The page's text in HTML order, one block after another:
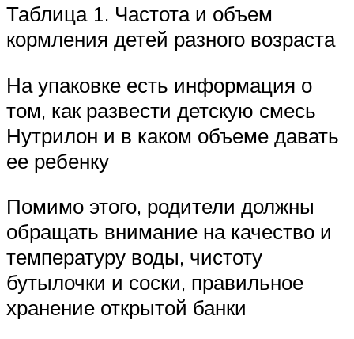
Таблица 1. Частота и объем
кормления детей разного возраста
На упаковке есть информация о
том, как развести детскую смесь
Нутрилон и в каком объеме давать
ее ребенку
Помимо этого, родители должны
обращать внимание на качество и
температуру воды, чистоту
бутылочки и соски, правильное
хранение открытой банки